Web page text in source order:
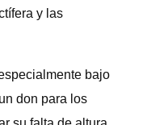
y las
bajo
don para los